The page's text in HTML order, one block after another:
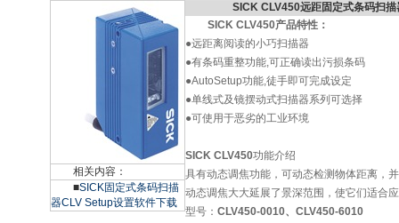
相关内容：
■SICK固定式条码扫描
器CLV Setup设置软件下载
SICK CLV450远距固定式条码扫描
SICK CLV450产品特性：
●远距离阅读的小巧扫描器
●有条码重整功能,可正确读出污损条码
●AutoSetup功能,徒手即可完成设定
●单线式及镜摆动式扫描器系列可选择
●可使用于恶劣的工业环境
SICK CLV450功能介绍
具有动态调焦功能，可动态检测物体距离，
动态调焦大大延展了景深范围，使它们适合
型号： CLV450-0010、CLV450-6010